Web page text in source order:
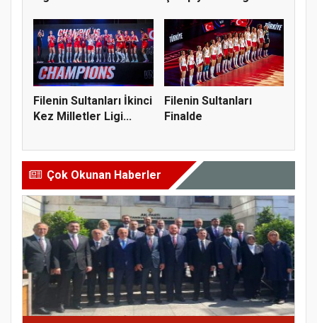
Filenin Sultanları İkinci
Kez Milletler Ligi...
Filenin Sultanları
Finalde
Çok Okunan Haberler